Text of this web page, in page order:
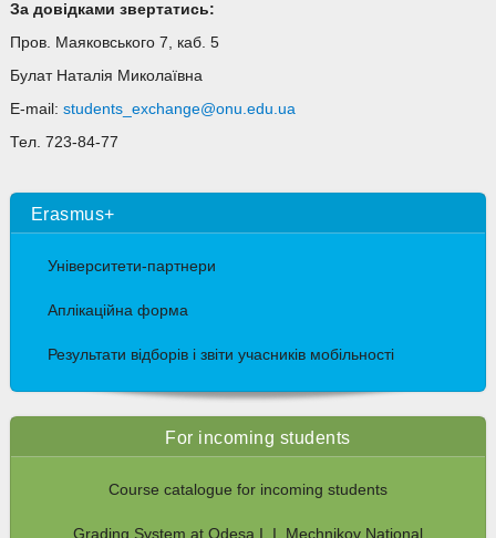
За довідками звертатись:
Пров. Маяковського 7, каб. 5
Булат Наталія Миколаївна
E-mail: students_exchange@onu.edu.ua
Тел. 723-84-77
Erasmus+
Університети-партнери
Аплікаційна форма
Результати відборів і звіти учасників мобільності
For incoming students
Course catalogue for incoming students
Grading System at Odesa I. I. Mechnikov National